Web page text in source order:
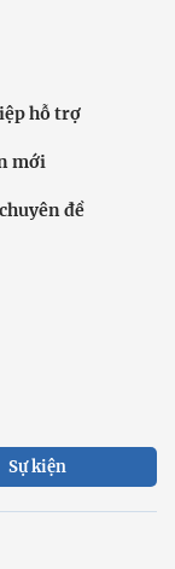
hỗ trợ
mới
đề
Sự kiện